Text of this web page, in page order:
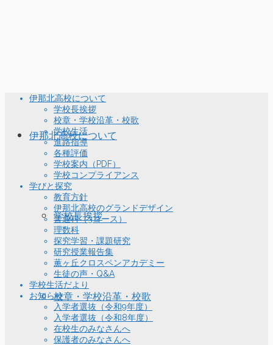
伊那北高校について
学校長挨拶
校章・学校沿革・校歌
伊那北高校について
学校長挨拶
校章・学校沿革・校歌
学校生活
進路指導
各種評価
学校案内（PDF）
学校コンプライアンス
学びと探究
教育方針
伊那北高校のグランドデザイン
普通科（3コース）
理数科
探究学習・課題研究
研究授業報告集
薫ヶ丘クロスペンアカデミー
生徒の声・Q&A
学校生活だより
お知らせ
入学者選抜（令和9年度）
入学者選抜（令和8年度）
在校生のみなさんへ
保護者のみなさんへ